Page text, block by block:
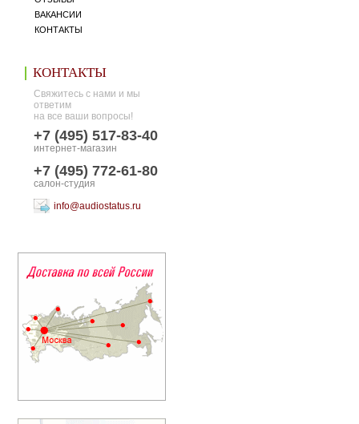
ВАКАНСИИ
КОНТАКТЫ
КОНТАКТЫ
Свяжитесь с нами и мы
ответим
на все ваши вопросы!
+7 (495) 517-83-40
интернет-магазин
+7 (495) 772-61-80
салон-студия
info@audiostatus.ru